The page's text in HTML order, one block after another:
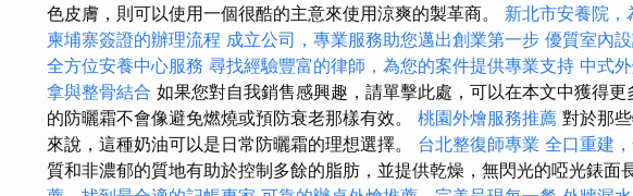
色皮膚，則可以使用一個很酷的主意來使用涼爽的製革商。 新北市安養院
柬埔寨簽證的辦理流程 成立公司，專業服務助您邁出創業第一步 優質室內
全方位安養中心服務 尋找經驗豐富的律師，為您的案件提供專業支持 中式
拿與整骨結合 如果您對自我銷售感興趣，請單擊此處，可以在本文中獲得
的防曬霜不會像避免燃燒或預防衰老那樣有效。 桃園外燴服務推薦 對於那
來說，這種奶油可以是日常防曬霜的理想選擇。 台北整復師專業 全口重建
質和非濃郁的質地有助於控制多餘的脂肪，並提供乾燥，無閃光的啞光錶面